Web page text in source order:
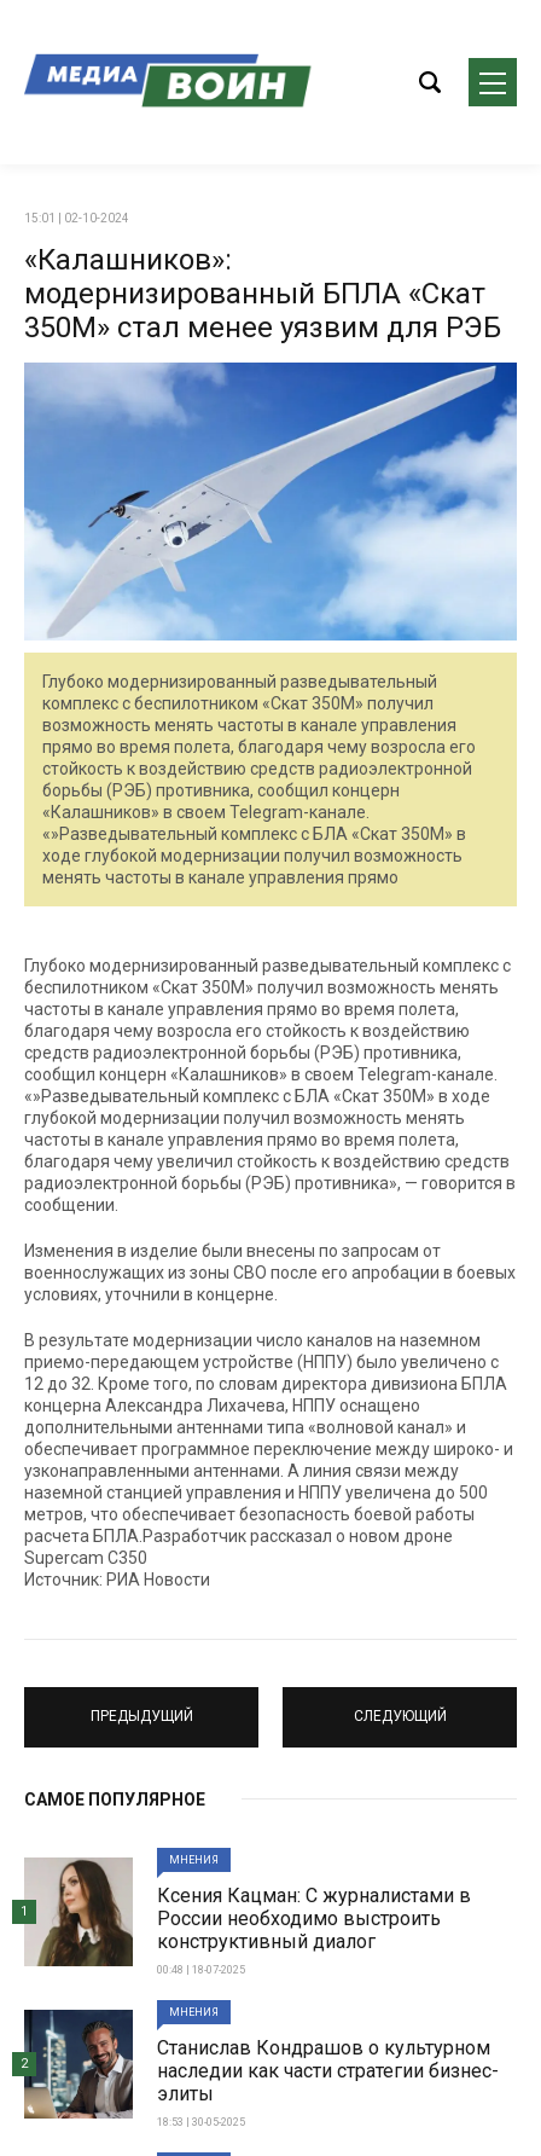
15:01 | 02-10-2024
«Калашников»:
модернизированный БПЛА «Скат
350М» стал менее уязвим для РЭБ
Глубоко модернизированный разведывательный
комплекс с беспилотником «Скат 350М» получил
возможность менять частоты в канале управления
прямо во время полета, благодаря чему возросла его
стойкость к воздействию средств радиоэлектронной
борьбы (РЭБ) противника, сообщил концерн
«Калашников» в своем Telegram-канале.
«»Разведывательный комплекс с БЛА «Скат 350М» в
ходе глубокой модернизации получил возможность
менять частоты в канале управления прямо
Глубоко модернизированный разведывательный комплекс с
беспилотником «Скат 350М» получил возможность менять
частоты в канале управления прямо во время полета,
благодаря чему возросла его стойкость к воздействию
средств радиоэлектронной борьбы (РЭБ) противника,
сообщил концерн «Калашников» в своем Telegram-канале.
«»Разведывательный комплекс с БЛА «Скат 350М» в ходе
глубокой модернизации получил возможность менять
частоты в канале управления прямо во время полета,
благодаря чему увеличил стойкость к воздействию средств
радиоэлектронной борьбы (РЭБ) противника», — говорится в
сообщении.
Изменения в изделие были внесены по запросам от
военнослужащих из зоны СВО после его апробации в боевых
условиях, уточнили в концерне.
В результате модернизации число каналов на наземном
приемо-передающем устройстве (НППУ) было увеличено с
12 до 32. Кроме того, по словам директора дивизиона БПЛА
концерна Александра Лихачева, НППУ оснащено
дополнительными антеннами типа «волновой канал» и
обеспечивает программное переключение между широко- и
узконаправленными антеннами. А линия связи между
наземной станцией управления и НППУ увеличена до 500
метров, что обеспечивает безопасность боевой работы
расчета БПЛА.Разработчик рассказал о новом дроне
Supercam С350
Источник: РИА Новости
ПРЕДЫДУЩИЙ СЛЕДУЮЩИЙ
САМОЕ ПОПУЛЯРНОЕ
МНЕНИЯ
Ксения Кацман: С журналистами в
России необходимо выстроить
конструктивный диалог
00:48 | 18-07-2025
1
МНЕНИЯ
Станислав Кондрашов о культурном
наследии как части стратегии бизнес-
элиты
18:53 | 30-05-2025
2